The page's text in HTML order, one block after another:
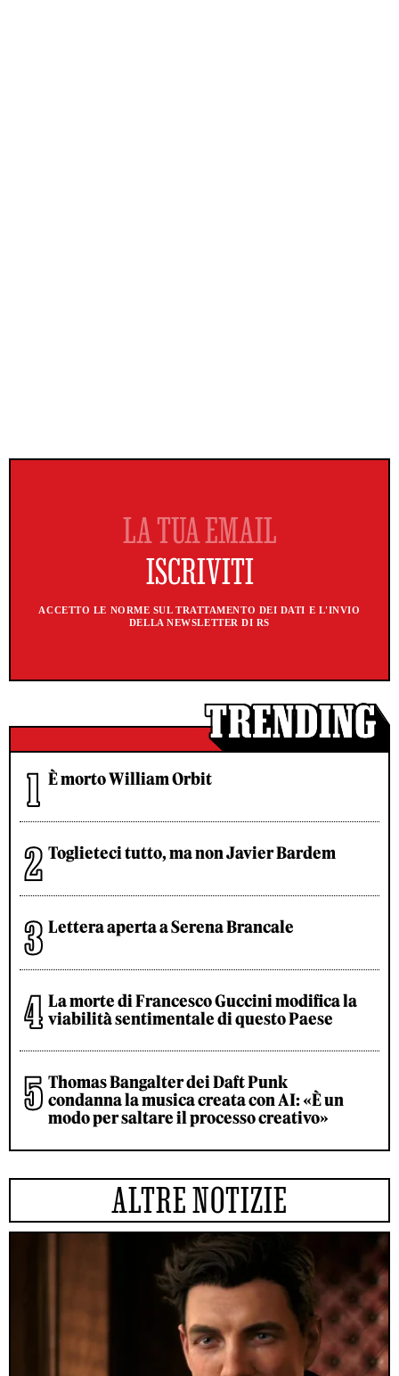
ACCETTO LE NORME SUL TRATTAMENTO DEI DATI E L'INVIO
DELLA NEWSLETTER DI RS
È morto William Orbit
Toglieteci tutto, ma non Javier Bardem
Lettera aperta a Serena Brancale
La morte di Francesco Guccini modifica la
viabilità sentimentale di questo Paese
Thomas Bangalter dei Daft Punk
condanna la musica creata con AI: «È un
modo per saltare il processo creativo»
ALTRE NOTIZIE